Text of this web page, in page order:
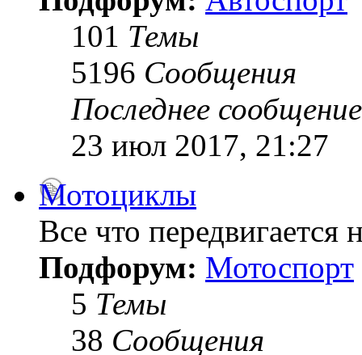
101 Темы
5196 Сообщения
Последнее сообщение
23 июл 2017, 21:27
Мотоциклы
Все что передвигается
Подфорум: Мотоспорт
5 Темы
38 Сообщения